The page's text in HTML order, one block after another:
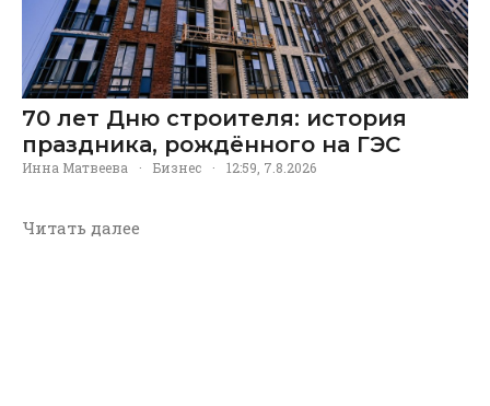
70 лет Дню строителя: история
праздника, рождённого на ГЭС
Инна Матвеева · Бизнес · 12:59, 7.8.2026
Читать далее